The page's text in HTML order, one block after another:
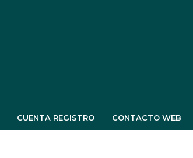
CUENTA REGISTRO CONTACTO WEB